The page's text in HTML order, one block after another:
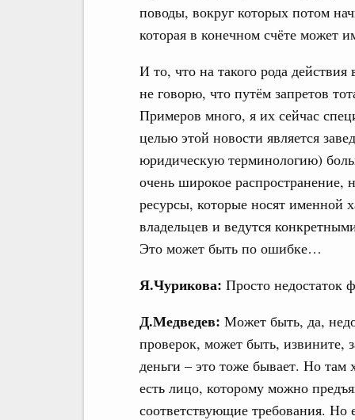
поводы, вокруг которых потом
которая в конечном счёте может
И то, что на такого рода
не говорю, что путём запретов
Примеров много, я их сейчас
целью этой новости является
юридическую терминологию)
очень широкое распространение,
ресурсы, которые носят именной
владельцев и ведутся
Это может быть по ошибке…
Я.Чурикова: Просто недостаток
Д.Медведев: Может быть, да,
проверок, может быть, извините,
деньги – это тоже бывает. Но там
есть лицо, которому можно
соответствующие требования. Но